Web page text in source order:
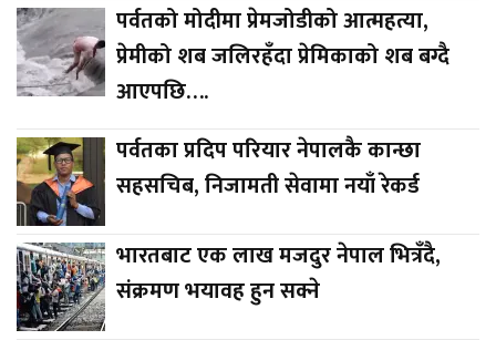
पर्वतको मोदीमा प्रेमजोडीको आत्महत्या,
प्रेमीको शब जलिरहँदा प्रेमिकाको शब बग्दै
आएपछि….
पर्वतका प्रदिप परियार नेपालकै कान्छा
सहसचिब, निजामती सेवामा नयाँ रेकर्ड
भारतबाट एक लाख मजदुर नेपाल भित्रँदै,
संक्रमण भयावह हुन सक्ने